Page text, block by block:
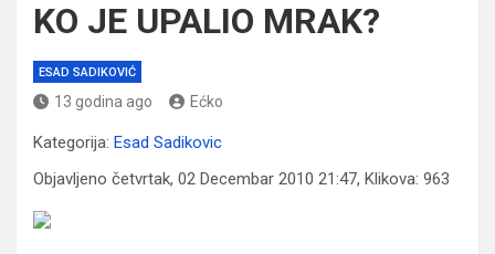
KO JE UPALIO MRAK?
ESAD SADIKOVIĆ
13 godina ago Ećko
Kategorija: Esad Sadikovic
Objavljeno četvrtak, 02 Decembar 2010 21:47, Klikova: 963